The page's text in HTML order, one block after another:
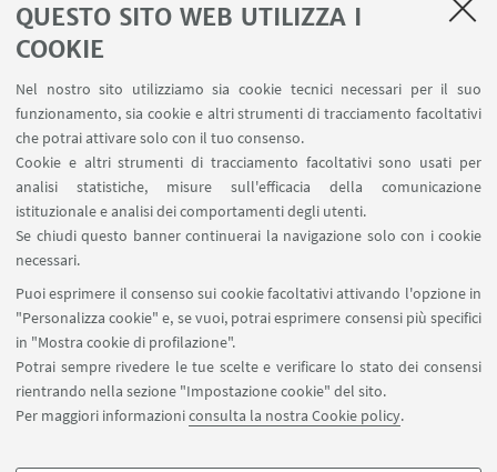
QUESTO SITO WEB UTILIZZA I
COOKIE
Nel nostro sito utilizziamo sia cookie tecnici necessari per il suo
funzionamento, sia cookie e altri strumenti di tracciamento facoltativi
che potrai attivare solo con il tuo consenso.
Cookie e altri strumenti di tracciamento facoltativi sono usati per
analisi statistiche, misure sull'efficacia della comunicazione
istituzionale e analisi dei comportamenti degli utenti.
Se chiudi questo banner continuerai la navigazione solo con i cookie
necessari.
Puoi esprimere il consenso sui cookie facoltativi attivando l'opzione in
"Personalizza cookie" e, se vuoi, potrai esprimere consensi più specifici
in "Mostra cookie di profilazione".
Potrai sempre rivedere le tue scelte e verificare lo stato dei consensi
rientrando nella sezione "Impostazione cookie" del sito.
Per maggiori informazioniconsulta la nostra Cookie policy.
Apps
Prenotazione Sale
Carta dei Servizi
SEGUI IL DIPARTIMENTO SU:
SEGUI UNIBO SU:
APP: